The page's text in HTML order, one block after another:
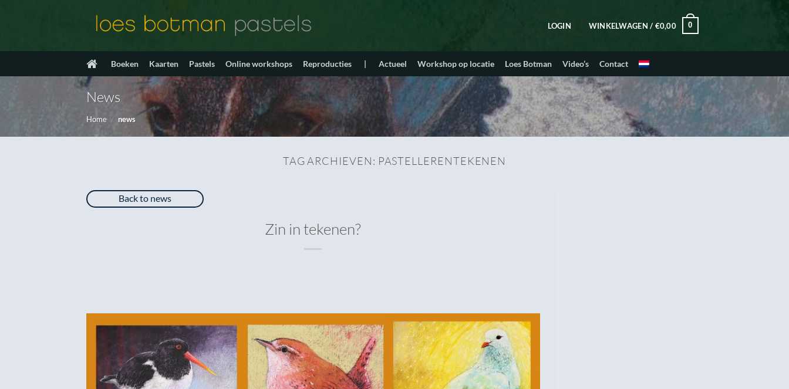
LOGIN WINKELWAGEN / €0,00 0
Boeken Kaarten Pastels Online workshops Reproducties | Actueel Workshop op locatie Loes Botman Video’s Contact
News
Home / news
TAG ARCHIEVEN: PASTELLERENTEKENEN
Back to news
Zin in tekenen?